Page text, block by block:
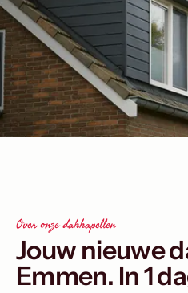
Over onze dakkapellen
Jouw nieuwe
Emmen. In 1